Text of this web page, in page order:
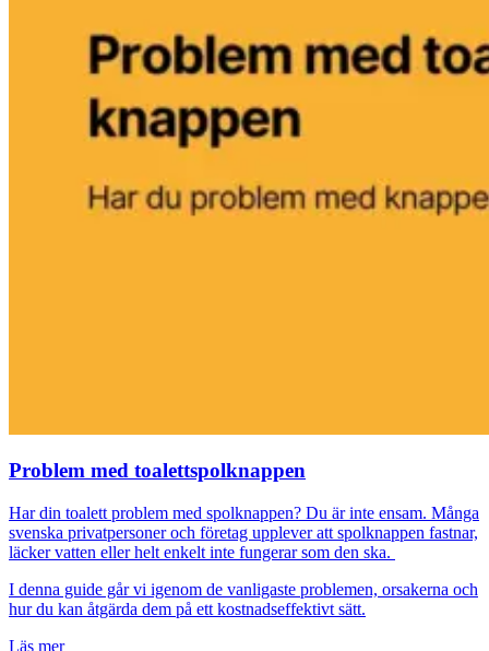
Problem med toalettspolknappen
Har din toalett problem med spolknappen? Du är inte ensam. Många
svenska privatpersoner och företag upplever att spolknappen fastnar,
läcker vatten eller helt enkelt inte fungerar som den ska.
I denna guide går vi igenom de vanligaste problemen, orsakerna och
hur du kan åtgärda dem på ett kostnadseffektivt sätt.
Läs mer